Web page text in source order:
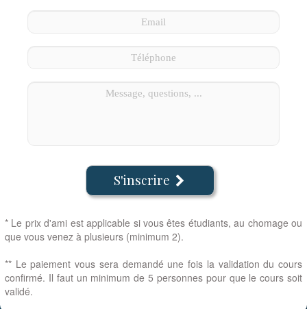
S'inscrire 
* Le prix d'ami est applicable si vous êtes étudiants, au chomage ou
que vous venez à plusieurs (minimum 2).
** Le paiement vous sera demandé une fois la validation du cours
confirmé. Il faut un minimum de 5 personnes pour que le cours soit
validé.